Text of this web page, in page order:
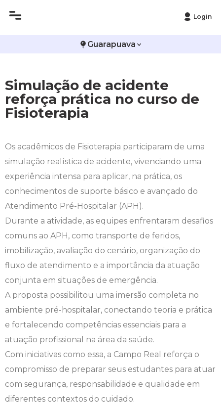
Login
Guarapuava
Simulação de acidente
reforça prática no curso de
Fisioterapia
Os acadêmicos de Fisioterapia participaram de uma
simulação realística de acidente, vivenciando uma
experiência intensa para aplicar, na prática, os
conhecimentos de suporte básico e avançado do
Atendimento Pré-Hospitalar (APH).
Durante a atividade, as equipes enfrentaram desafios
comuns ao APH, como transporte de feridos,
imobilização, avaliação do cenário, organização do
fluxo de atendimento e a importância da atuação
conjunta em situações de emergência.
A proposta possibilitou uma imersão completa no
ambiente pré-hospitalar, conectando teoria e prática
e fortalecendo competências essenciais para a
atuação profissional na área da saúde.
Com iniciativas como essa, a Campo Real reforça o
compromisso de preparar seus estudantes para atuar
com segurança, responsabilidade e qualidade em
diferentes contextos do cuidado.
Infraestrutura
Editais
Biomedicina
Ciências Contábeis
Enfermagem
Engenharia Agronômica
Engenharia de Software
Engenharia Elétrica
Engenharia Mecânica
Farmácia
Fisioterapia
Medicina
Medicina Veterinária
Atividades Complementares e Sociais
Biblioteca
Calendário de Provas
Carteirinha de Estudante
Ensalamento
Horário de Aulas
Manual do Acadêmico
Manual de Formatura
Manual de Trabalhos Acadêmicos
Minha Biblioteca
Núcleo de Apoio Psicopedagógico
CPA
COLAP
Comitê de Ética em Pesquisa
Diploma Digital
Editais
Extensão
Intercampo
Logos Campo Real
NAPP e NAPC
Portal do Egresso